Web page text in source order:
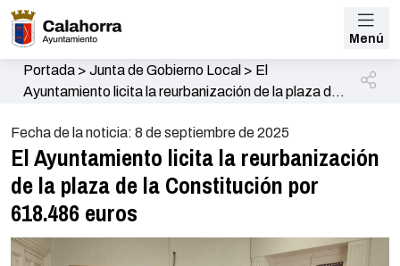
Menú
Portada> Junta de Gobierno Local > El
Ayuntamiento licita la reurbanización de la plaza de
Fecha de la noticia: 8 de septiembre de 2025
El Ayuntamiento licita la reurbanización
de la plaza de la Constitución por
618.486 euros